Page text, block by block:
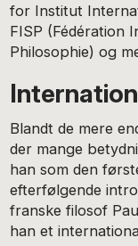
for Institut
FISP (Fédération
Philosophie) og
Blandt de mere
der mange
han som den
efterfølgende
franske filosof
han et